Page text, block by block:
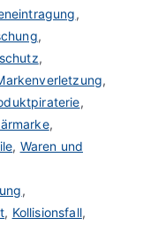
,
,
,
,
,
,
, Waren und
,
, Kollisionsfall,